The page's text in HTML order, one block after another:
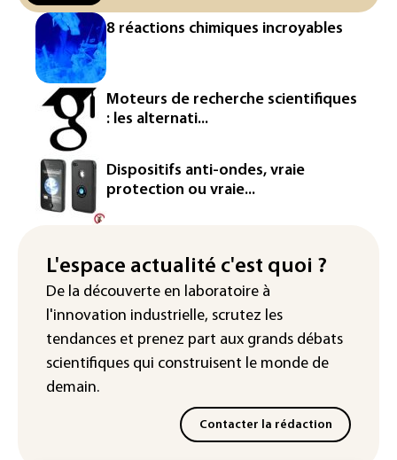
L'Europe se prépare à une baisse de la
production d'électricité lors de l'éclipse
solaire
La métropole de Rouen porte plainte
contre BASF pour pollution aux PFAS
Canicule: à l'arrêt depuis fin juillet, la
centrale de Golfech reconnectée au
réseau
Véhicules de livraison autonomes: la
homologation
Iris³: Eutelsat investira 3,4 milliards
d'euros dans la future constellation
européenne
8 réactions chimiques incroyables
Moteurs de recherche scientifiques
: les alternati...
Dispositifs anti-ondes, vraie
protection ou vraie...
L'espace actualité c'est quoi ?
De la découverte en laboratoire à
l'innovation industrielle, scrutez les
tendances et prenez part aux grands débats
scientifiques qui construisent le monde de
demain.
Contacter la rédaction